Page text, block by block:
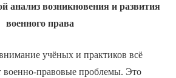
анализ возникновения и развития
военного права
учёных и практиков всё
военно-правовые проблемы. Это